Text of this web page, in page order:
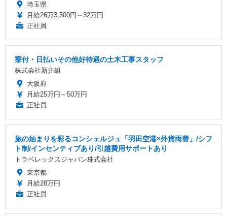
埼玉県
月給26万3,500円～32万円
正社員
寮付・日払いその他好待遇の土木工事スタッフ
株式会社新井組
大阪府
月給25万円～50万円
正社員
旅の始まりを彩るコンシェルジュ「羽田空港×外貨両替」/シフ
ト制/インセンティブあり/引越費用サポートあり
トラベレックスジャパン株式会社
東京都
月給28万円
正社員